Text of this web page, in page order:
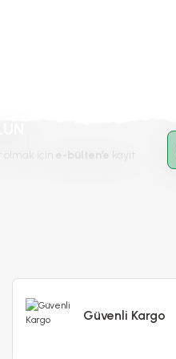
Güvenli Kargo